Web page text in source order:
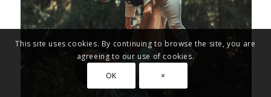
This site uses cookies. By continuing to browse the site, you are
agreeing to our use of cookies.
OK
×